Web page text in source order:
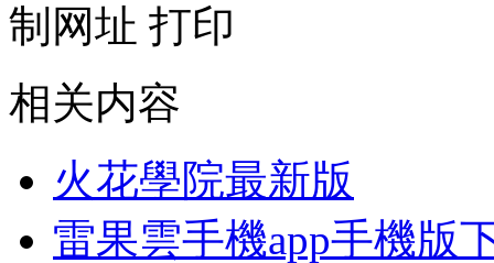
制网址 打印
相关内容
火花學院最新版
雷果雲手機app手機版